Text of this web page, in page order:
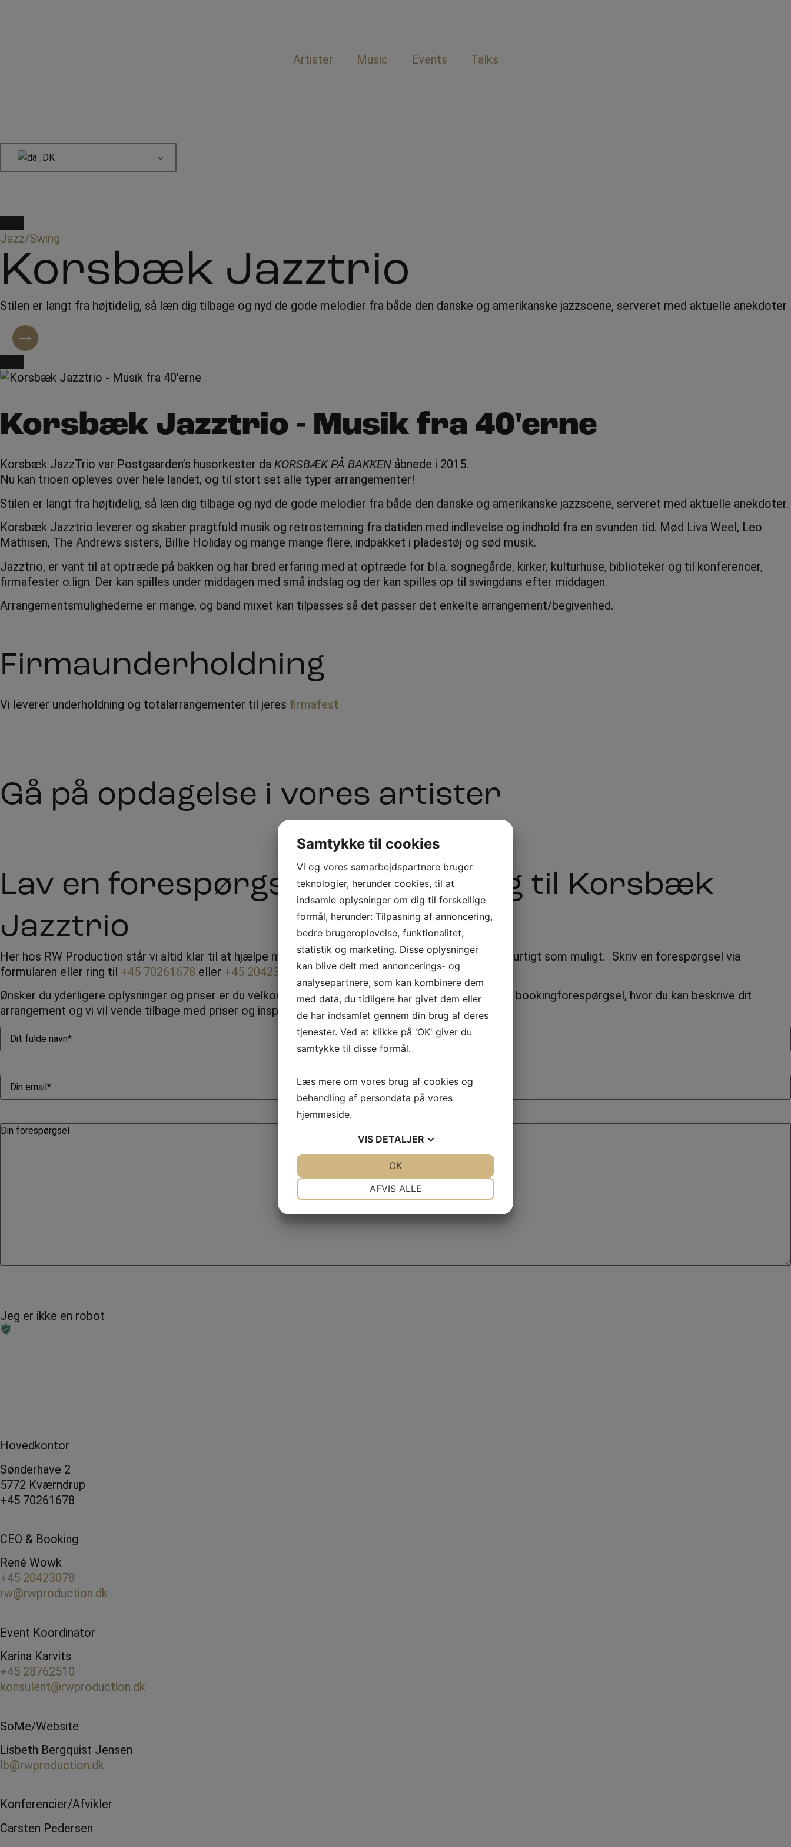
Artister Music Events Talks
Jazz/Swing
Korsbæk Jazztrio
Stilen er langt fra højtidelig, så læn dig tilbage og nyd de gode melodier fra både den danske og amerikanske jazzscene, serveret med aktuelle anekdoter
Korsbæk Jazztrio - Musik fra 40'erne
Korsbæk JazzTrio var Postgaarden’s husorkester da KORSBÆK PÅ BAKKEN åbnede i 2015.
Nu kan trioen opleves over hele landet, og til stort set alle typer arrangementer!
Stilen er langt fra højtidelig, så læn dig tilbage og nyd de gode melodier fra både den danske og amerikanske jazzscene, serveret med aktuelle anekdoter.
Korsbæk Jazztrio leverer og skaber pragtfuld musik og retrostemning fra datiden med indlevelse og indhold fra en svunden tid. Mød Liva Weel, Leo
Mathisen, The Andrews sisters, Billie Holiday og mange mange flere, indpakket i pladestøj og sød musik.
Jazztrio, er vant til at optræde på bakken og har bred erfaring med at optræde for bl.a. sognegårde, kirker, kulturhuse, biblioteker og til konferencer,
firmafester o.lign. Der kan spilles under middagen med små indslag og der kan spilles op til swingdans efter middagen.
Arrangementsmulighederne er mange, og band mixet kan tilpasses så det passer det enkelte arrangement/begivenhed.
Firmaunderholdning
Vi leverer underholdning og totalarrangementer til jeres firmafest
Gå på opdagelse i vores artister
Lav en forespørgsel eller booking til Korsbæk
Jazztrio
Her hos RW Production står vi altid klar til at hjælpe med diverse spørgsmål, vi vil svare tilbage så hurtigt som muligt. Skriv en forespørgsel via
formularen eller ring til +45 70261678 eller +45 20423078
Ønsker du yderligere oplysninger og priser er du velkommen til at ringe eller sende en mail, se vores bookingforespørgsel, hvor du kan beskrive dit
arrangement og vi vil vende tilbage med priser og inspiration.
Jeg er ikke en robot
Hovedkontor
Sønderhave 2
5772 Kværndrup
+45 70261678
CEO & Booking
René Wowk
+45 20423078
rw@rwproduction.dk
Event Koordinator
Karina Karvits
+45 28762510
konsulent@rwproduction.dk
SoMe/Website
Lisbeth Bergquist Jensen
lb@rwproduction.dk
Konferencier/Afvikler
Carsten Pedersen
Samtykke til cookies
Vi og vores samarbejdspartnere bruger
teknologier, herunder cookies, til at
indsamle oplysninger om dig til forskellige
formål, herunder: Tilpasning af annoncering,
bedre brugeroplevelse, funktionalitet,
statistik og marketing. Disse oplysninger
kan blive delt med annoncerings- og
analysepartnere, som kan kombinere dem
med data, du tidligere har givet dem eller
de har indsamlet gennem din brug af deres
tjenester. Ved at klikke på 'OK' giver du
samtykke til disse formål.
Læs mere om vores brug af cookies og
behandling af persondata på vores
hjemmeside.
VIS DETALJER
AFVIS ALLE
OK